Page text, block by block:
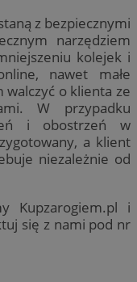
z bezpiecznymi
narzędziem
kolejek i
nawet małe
walczyć o klienta ze
W przypadku
i obostrzeń w
a klient
niezależnie od
Kupzarogiem.pl i
się z nami pod nr